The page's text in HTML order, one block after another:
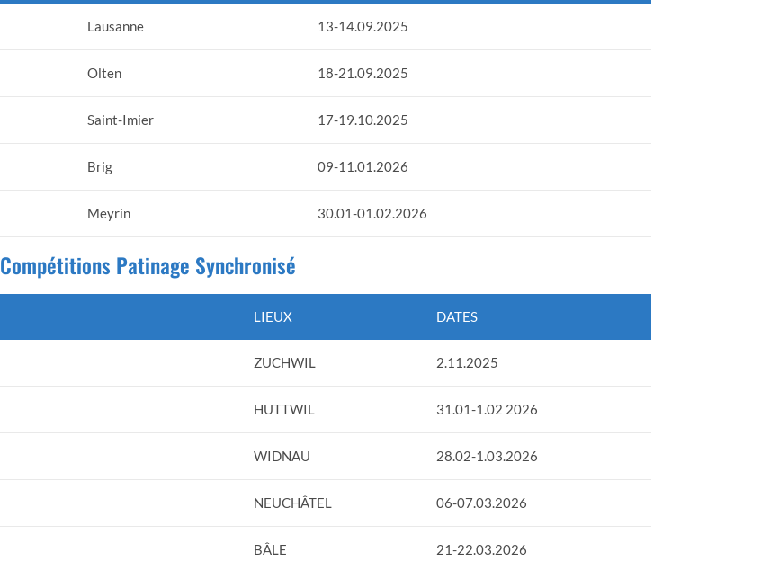
Lausanne 13-14.09.2025
Olten 18-21.09.2025
Saint-Imier 17-19.10.2025
Brig 09-11.01.2026
Meyrin 30.01-01.02.2026
Compétitions Patinage Synchronisé
LIEUX DATES
ZUCHWIL 2.11.2025
HUTTWIL 31.01-1.02 2026
WIDNAU 28.02-1.03.2026
NEUCHÂTEL 06-07.03.2026
BÂLE 21-22.03.2026